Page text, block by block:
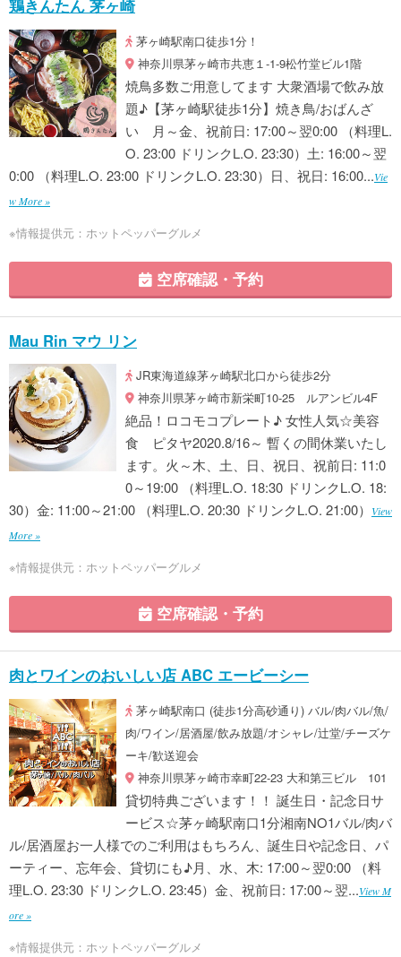
鶏きんたん 茅ヶ崎
茅ヶ崎駅南口徒歩1分！
神奈川県茅ヶ崎市共恵１-1-9松竹堂ビル1階
焼鳥多数ご用意してます 大衆酒場で飲み放
題♪【茅ヶ崎駅徒歩1分】焼き鳥/おばんざ
い 月～金、祝前日: 17:00～翌0:00 （料理L.
O. 23:00 ドリンクL.O. 23:30）土: 16:00～翌
0:00 （料理L.O. 23:00 ドリンクL.O. 23:30）日、祝日: 16:00...Vie
w More »
※情報提供元：ホットペッパーグルメ
空席確認・予約
Mau Rin マウ リン
JR東海道線茅ヶ崎駅北口から徒歩2分
神奈川県茅ヶ崎市新栄町10-25 ルアンビル4F
絶品！ロコモコプレート♪ 女性人気☆美容
食 ピタヤ2020.8/16～ 暫くの間休業いたし
ます。火～木、土、日、祝日、祝前日: 11:0
0～19:00 （料理L.O. 18:30 ドリンクL.O. 18:
30）金: 11:00～21:00 （料理L.O. 20:30 ドリンクL.O. 21:00）
View
More »
※情報提供元：ホットペッパーグルメ
空席確認・予約
肉とワインのおいしい店 ABC エービーシー
茅ヶ崎駅南口 (徒歩1分高砂通り) バル/肉バル/魚/
肉/ワイン/居酒屋/飲み放題/オシャレ/辻堂/チーズケ
ーキ/歓送迎会
神奈川県茅ヶ崎市幸町22-23 大和第三ビル 101
貸切特典ございます！！ 誕生日・記念日サ
ービス☆茅ヶ崎駅南口1分湘南NO1バル/肉バ
ル/居酒屋お一人様でのご利用はもちろん、誕生日や記念日、パ
ーティー、忘年会、貸切にも♪月、水、木: 17:00～翌0:00 （料
理L.O. 23:30 ドリンクL.O. 23:45）金、祝前日: 17:00～翌...View M
ore »
※情報提供元：ホットペッパーグルメ